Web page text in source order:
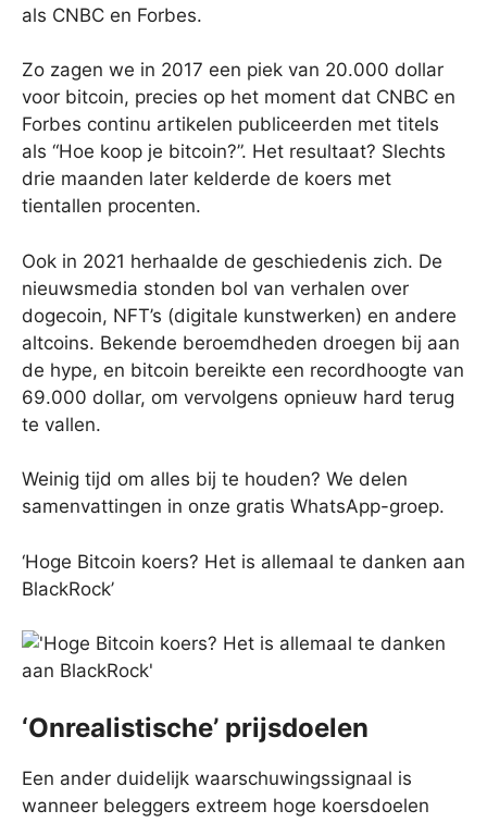
als CNBC en Forbes.
Zo zagen we in 2017 een piek van 20.000 dollar
voor bitcoin, precies op het moment dat CNBC en
Forbes continu artikelen publiceerden met titels
als “Hoe koop je bitcoin?”. Het resultaat? Slechts
drie maanden later kelderde de koers met
tientallen procenten.
Ook in 2021 herhaalde de geschiedenis zich. De
nieuwsmedia stonden bol van verhalen over
dogecoin, NFT’s (digitale kunstwerken) en andere
altcoins. Bekende beroemdheden droegen bij aan
de hype, en bitcoin bereikte een recordhoogte van
69.000 dollar, om vervolgens opnieuw hard terug
te vallen.
Weinig tijd om alles bij te houden? We delen
samenvattingen in onze gratis WhatsApp-groep.
‘Hoge Bitcoin koers? Het is allemaal te danken aan
BlackRock’
‘Onrealistische’ prijsdoelen
Een ander duidelijk waarschuwingssignaal is
wanneer beleggers extreem hoge koersdoelen